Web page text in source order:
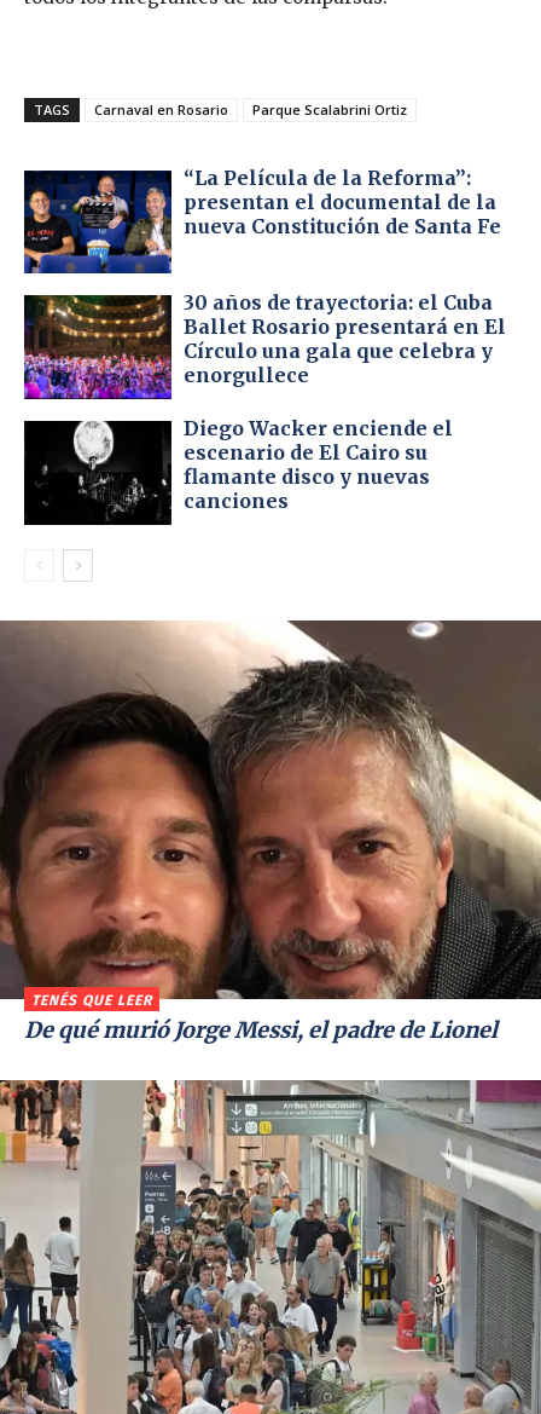
TAGS Carnaval en Rosario Parque Scalabrini Ortiz
“La Película de la Reforma”:
presentan el documental de la
nueva Constitución de Santa Fe
30 años de trayectoria: el Cuba
Ballet Rosario presentará en El
Círculo una gala que celebra y
enorgullece
Diego Wacker enciende el
escenario de El Cairo su
flamante disco y nuevas
canciones
TENÉS QUE LEER
De qué murió Jorge Messi, el padre de Lionel